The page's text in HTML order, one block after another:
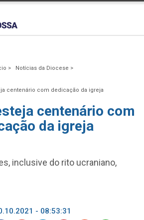
> Notícias da Diocese >
centenário com dedicação da igreja
centenário com
da igreja
inclusive do rito ucraniano,
- 08:53:31